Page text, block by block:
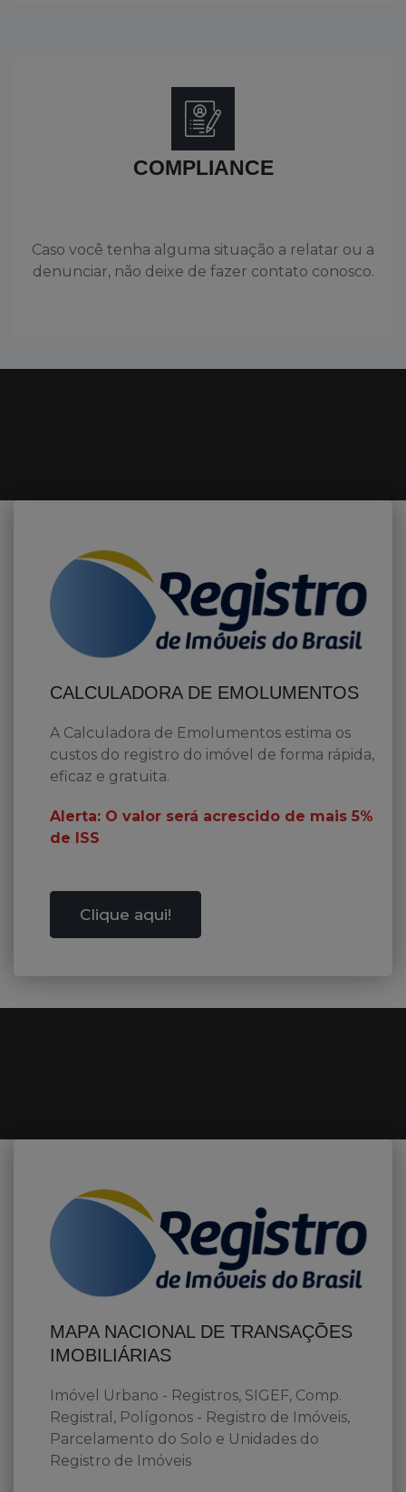
COMPLIANCE
Caso você tenha alguma situação a relatar ou a
denunciar, não deixe de fazer contato conosco.
CALCULADORA DE EMOLUMENTOS
A Calculadora de Emolumentos estima os
custos do registro do imóvel de forma rápida,
eficaz e gratuita.
Alerta: O valor será acrescido de mais 5%
de ISS
Clique aqui!
MAPA NACIONAL DE TRANSAÇÕES
IMOBILIÁRIAS
Imóvel Urbano - Registros, SIGEF, Comp.
Registral, Polígonos - Registro de Imóveis,
Parcelamento do Solo e Unidades do
Registro de Imóveis